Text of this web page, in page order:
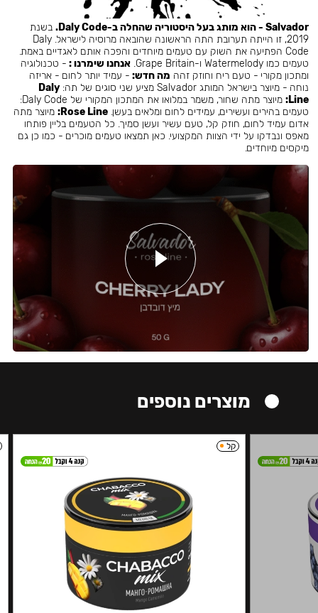
Salvador - הוא מותג בעל היסטוריה שהחלה ב-Daly Code.
בשנת
2019, זו הייתה תערובת התה הראשונה שהובאה מרוסיה לישראל. Daly
Code הפתיעה את השוק עם טעמים מיוחדים והפכה אותם לאגדיים באמת.
טעמים כמו Watermelody ו-Grape Britain.
אנחנו שימרנו : - טכנולוגיה
ומתכון מקורי - טעם ריח וחוזק זהה מה חדש: - עמיד יותר לחום - אריזה
נוחה - מיוצר בישראל המותג Salvador מציע שני סוגים של תה:
Daly
Line:
מיוצר מתה שחור, משמר במלואו את המתכון המקורי של Daly Code:
טעמים בהירים ועשירים, עמידים לחום ומלאים בעשן.Rose Line: מיוצר מתה
אדום עמיד לחום, חוזק קל, טעם עשיר ועשן סמיך. כל הטעמים בליין פותחו
מאפס ונבדקו על ידי הצוות המקצועי. כאן תמצאו טעמים מוכרים - כמו כן גם
מיקסים מיוחדים.
מוצרים נוספים
קל